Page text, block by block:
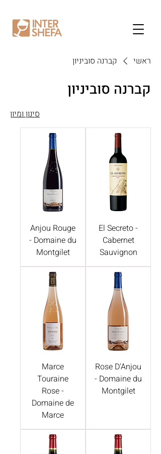
ראשי קברנה סוביניון
קברנה סוביניון
סינון ומיון
El Secreto -
Cabernet
Sauvignon
Anjou Rouge
- Domaine du
Montgilet
Rose D'Anjou
- Domaine du
Montgilet
Marce
Touraine
Rose -
Domaine de
Marce